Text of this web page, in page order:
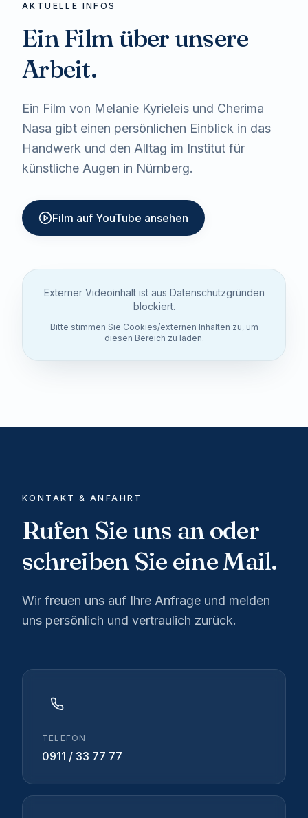
AKTUELLE INFOS
Ein Film über unsere
Arbeit.
Ein Film von Melanie Kyrieleis und Cherima
Nasa gibt einen persönlichen Einblick in das
Handwerk und den Alltag im Institut für
künstliche Augen in Nürnberg.
Film auf YouTube ansehen
Externer Videoinhaltist aus Datenschutzgründen
blockiert.
Bitte stimmen Sie Cookies/externen Inhalten zu, um
diesen Bereich zu laden.
KONTAKT & ANFAHRT
Rufen Sie uns an oder
schreiben Sie eine Mail.
Wir freuen uns auf Ihre Anfrage und melden
uns persönlich und vertraulich zurück.
TELEFON
0911 / 33 77 77